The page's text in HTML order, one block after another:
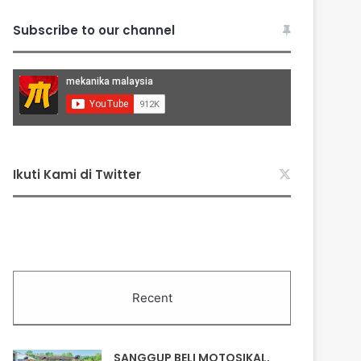
Subscribe to our channel
Ikuti Kami di Twitter
Recent
SANGGUP BELI MOTOSIKAL,